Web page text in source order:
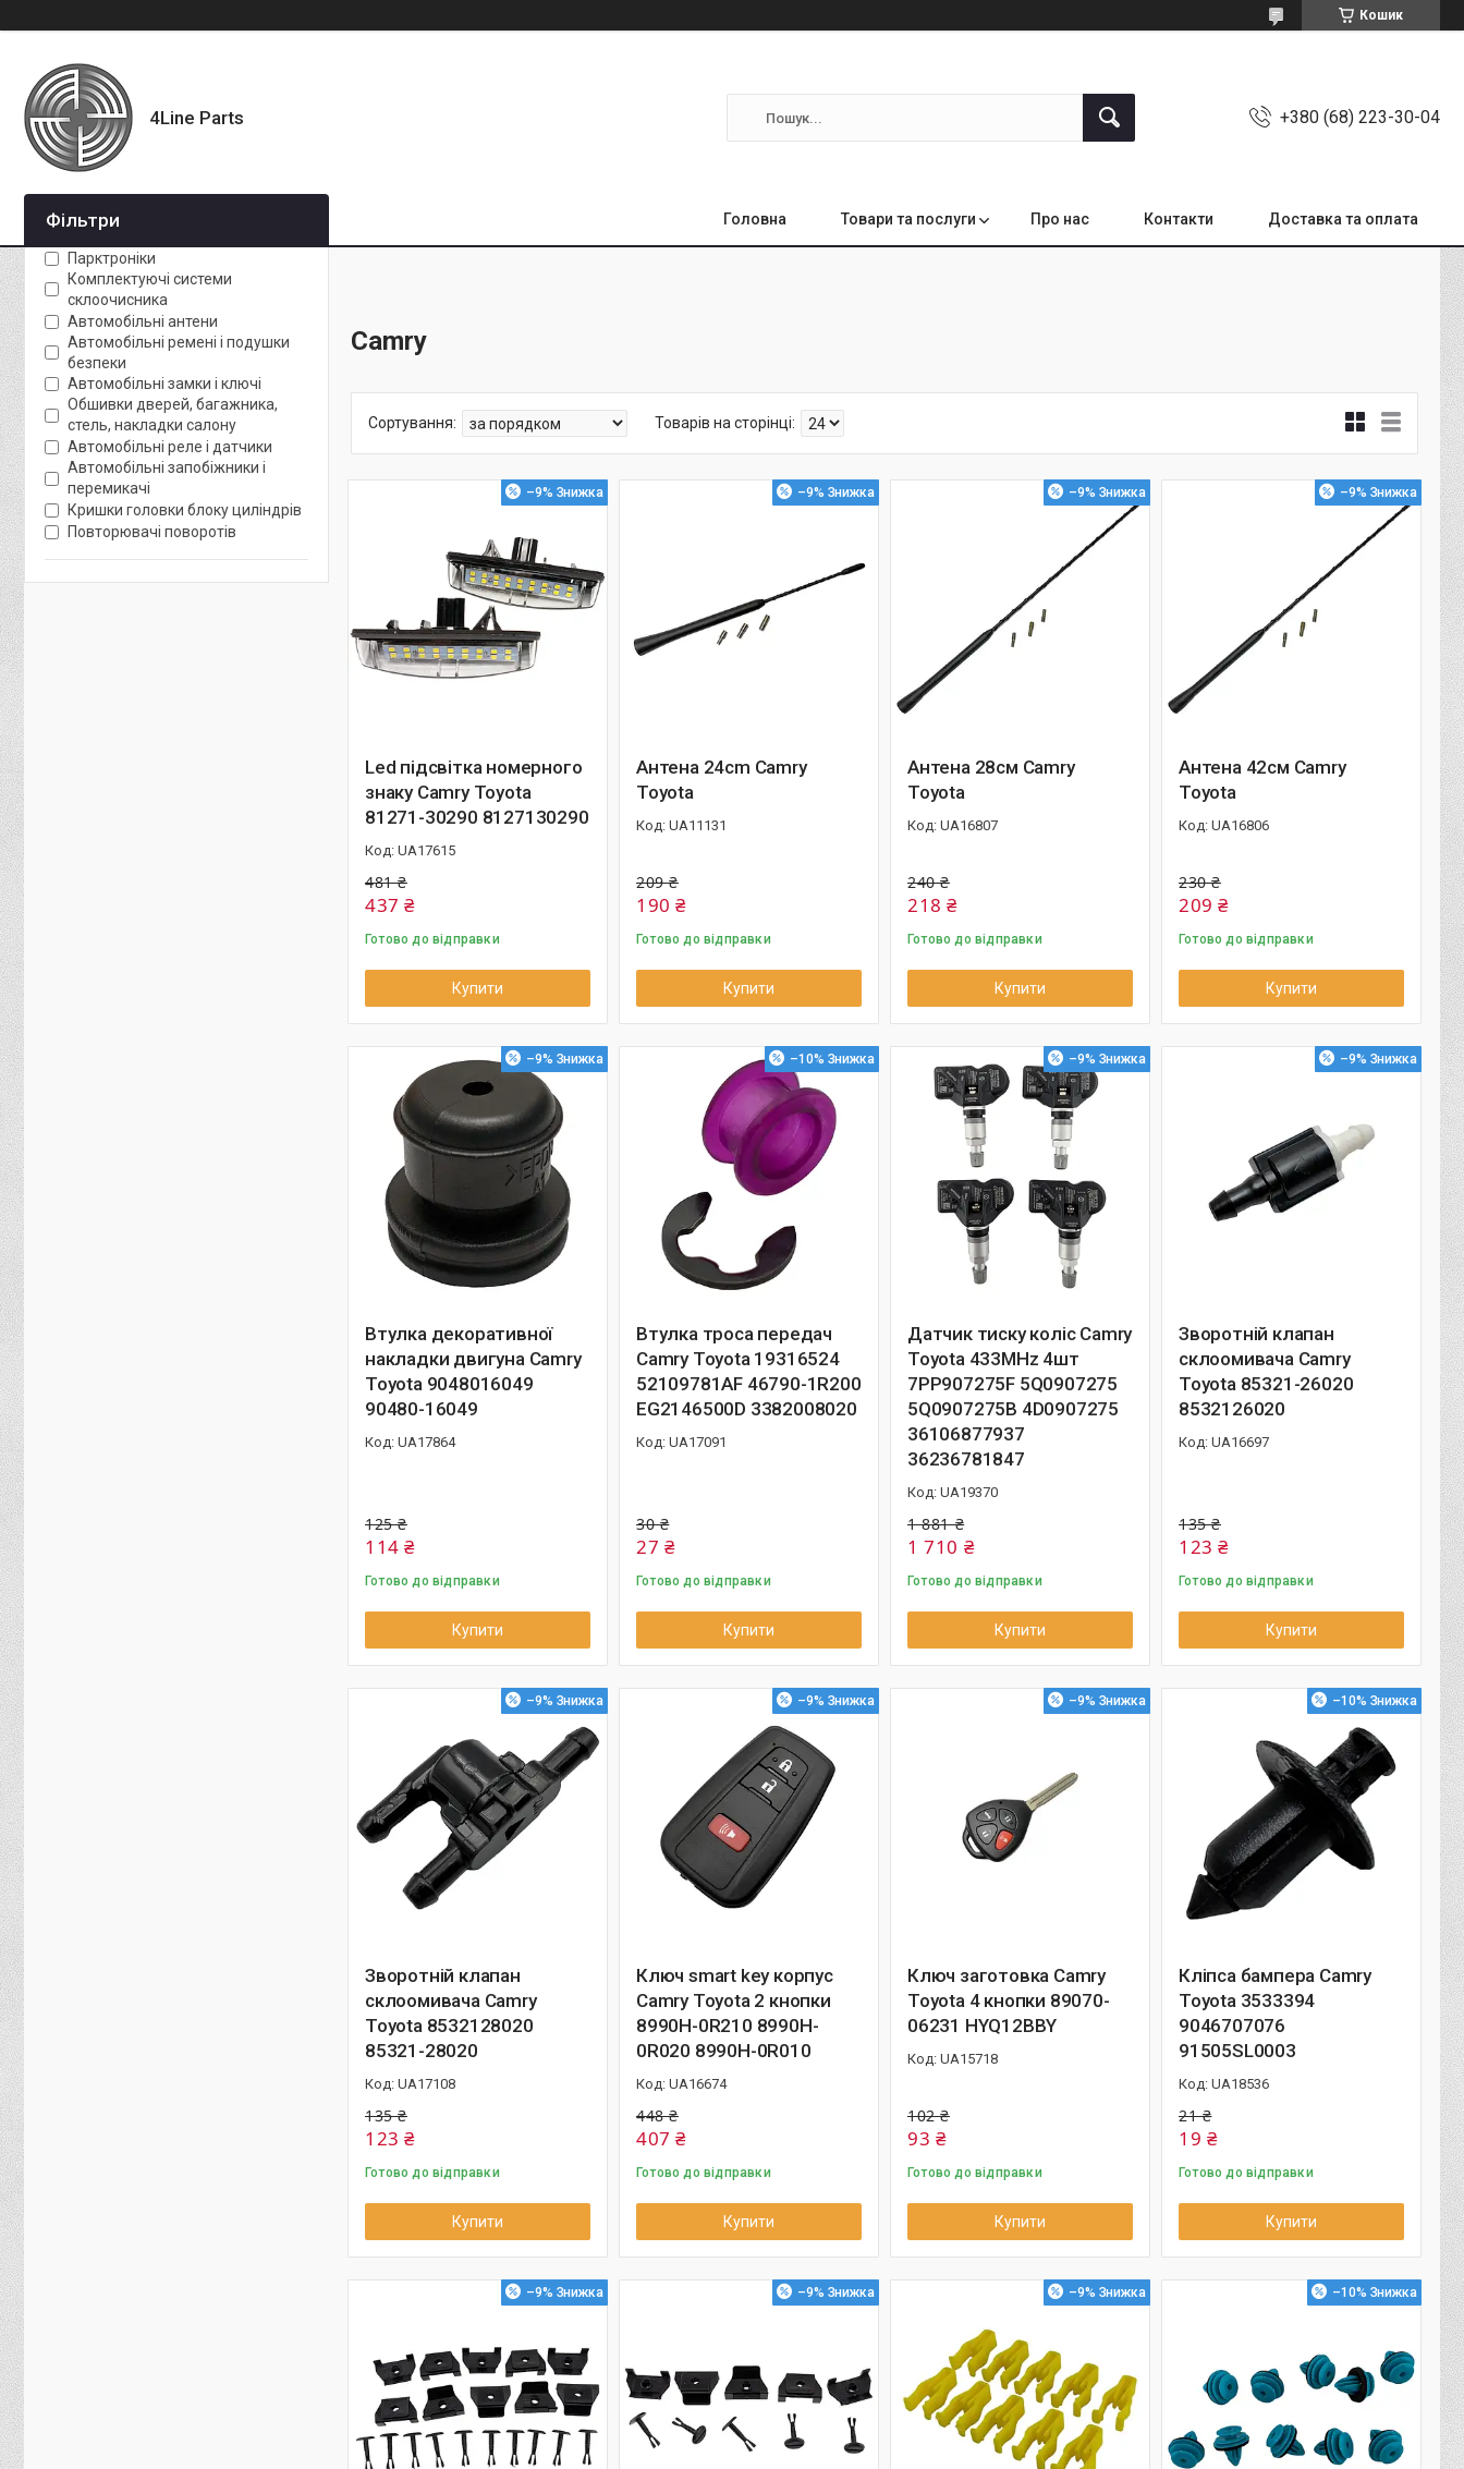
Кошик
4Line Parts +380 (68) 223-30-04
Головна Товари та послуги Про нас Контакти Доставка та оплата
Camry
–9%
Led підсвітка номерного
знаку Camry Toyota
81271-30290 8127130290
UA17615
481 ₴
437 ₴
Готово до відправки
Купити
–9%
Антена 24cm Camry
Toyota
UA11131
209 ₴
190 ₴
Готово до відправки
Купити
–9%
Антена 28см Camry
Toyota
UA16807
240 ₴
218 ₴
Готово до відправки
Купити
–9%
Антена 42см Camry
Toyota
UA16806
230 ₴
209 ₴
Готово до відправки
Купити
–9%
Втулка декоративної
накладки двигуна Camry
Toyota 9048016049
90480-16049
UA17864
125 ₴
114 ₴
Готово до відправки
Купити
–10%
Втулка троса передач
Camry Toyota 19316524
52109781AF 46790-1R200
EG2146500D 3382008020
UA17091
30 ₴
27 ₴
Готово до відправки
Купити
–9%
Датчик тиску коліс Camry
Toyota 433MHz 4шт
7PP907275F 5Q0907275
5Q0907275B 4D0907275
36106877937
36236781847
UA19370
1 881 ₴
1 710 ₴
Готово до відправки
Купити
–9%
Зворотній клапан
склоомивача Camry
Toyota 85321-26020
8532126020
UA16697
135 ₴
123 ₴
Готово до відправки
Купити
–9%
Зворотній клапан
склоомивача Camry
Toyota 8532128020
85321-28020
UA17108
135 ₴
123 ₴
Готово до відправки
Купити
–9%
Ключ smart key корпус
Camry Toyota 2 кнопки
8990H-0R210 8990H-
0R020 8990H-0R010
UA16674
448 ₴
407 ₴
Готово до відправки
Купити
–9%
Ключ заготовка Camry
Toyota 4 кнопки 89070-
06231 HYQ12BBY
UA15718
102 ₴
93 ₴
Готово до відправки
Купити
–10%
Кліпса бампера Camry
Toyota 3533394
9046707076
91505SL0003
UA18536
21 ₴
19 ₴
Готово до відправки
Купити
–9% –9% –9% –10%
Фільтри
Парктроніки
Комплектуючі системи
склоочисника
Автомобільні антени
Автомобільні ремені і подушки
безпеки
Автомобільні замки і ключі
Обшивки дверей, багажника,
стель, накладки салону
Автомобільні реле і датчики
Автомобільні запобіжники і
перемикачі
Кришки головки блоку циліндрів
Повторювачі поворотів